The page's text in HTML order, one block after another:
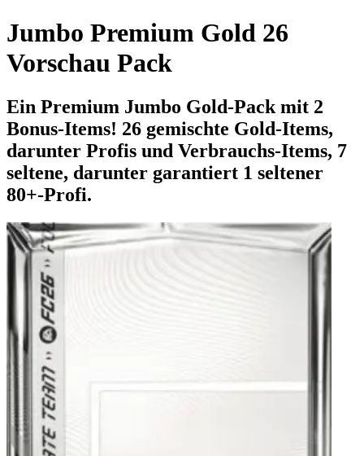
Jumbo Premium Gold 26
Vorschau Pack
Ein Premium Jumbo Gold-Pack mit 2
Bonus-Items! 26 gemischte Gold-Items,
darunter Profis und Verbrauchs-Items, 7
seltene, darunter garantiert 1 seltener
80+-Profi.